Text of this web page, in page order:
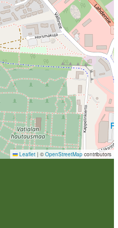
Leaflet | © OpenStreetMap contributors